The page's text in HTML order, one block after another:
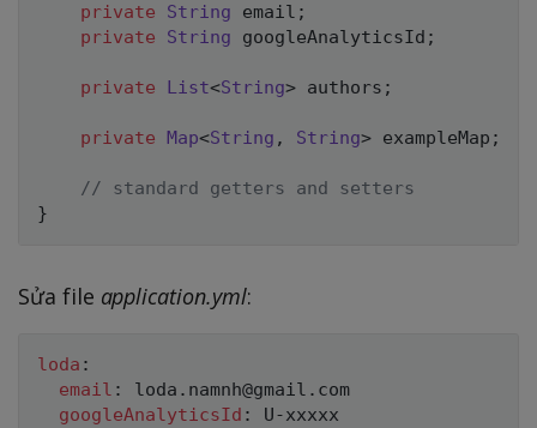
private
String email ;
private
String googleAnalyticsId ;
private List<String> authors ;
private Map<String , String> exampleMap ;
// standard getters and setters
}
Sửa file application.yml:
loda :
email :
loda.namnh@gmail.com
googleAnalyticsId : U-xxxxx